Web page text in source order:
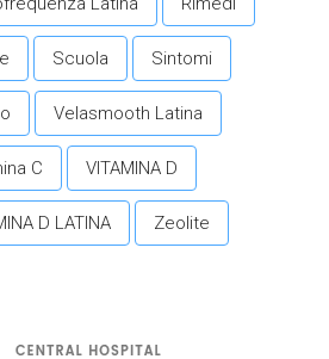
Scuola Sintomi
Velasmooth Latina
C VITAMINA D
D LATINA Zeolite